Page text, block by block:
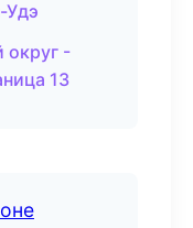
Удэ
округ -
13